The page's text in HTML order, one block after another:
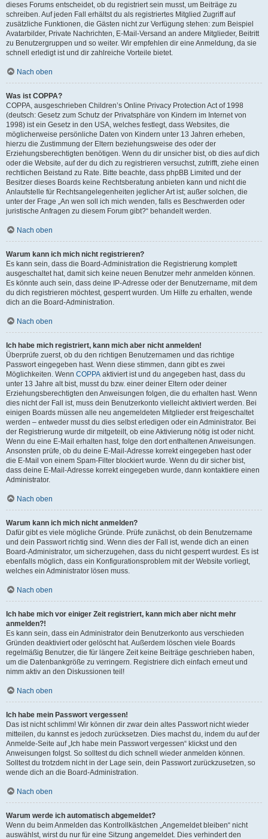
dieses Forums entscheidet, ob du registriert sein musst, um Beiträge zu
schreiben. Auf jeden Fall erhältst du als registriertes Mitglied Zugriff auf
zusätzliche Funktionen, die Gästen nicht zur Verfügung stehen: zum Beispiel
Avatarbilder, Private Nachrichten, E-Mail-Versand an andere Mitglieder, Beitritt
zu Benutzergruppen und so weiter. Wir empfehlen dir eine Anmeldung, da sie
schnell erledigt ist und dir zahlreiche Vorteile bietet.
Nach oben
Was ist COPPA?
COPPA, ausgeschrieben Children’s Online Privacy Protection Act of 1998
(deutsch: Gesetz zum Schutz der Privatsphäre von Kindern im Internet von
1998) ist ein Gesetz in den USA, welches festlegt, dass Websites, die
möglicherweise persönliche Daten von Kindern unter 13 Jahren erheben,
hierzu die Zustimmung der Eltern beziehungsweise des oder der
Erziehungsberechtigten benötigen. Wenn du dir unsicher bist, ob dies auf dich
oder die Website, auf der du dich zu registrieren versuchst, zutrifft, ziehe einen
rechtlichen Beistand zu Rate. Bitte beachte, dass phpBB Limited und der
Besitzer dieses Boards keine Rechtsberatung anbieten kann und nicht die
Anlaufstelle für Rechtsangelegenheiten jeglicher Art ist; außer solchen, die
unter der Frage „An wen soll ich mich wenden, falls es Beschwerden oder
juristische Anfragen zu diesem Forum gibt?“ behandelt werden.
Nach oben
Warum kann ich mich nicht registrieren?
Es kann sein, dass die Board-Administration die Registrierung komplett
ausgeschaltet hat, damit sich keine neuen Benutzer mehr anmelden können.
Es könnte auch sein, dass deine IP-Adresse oder der Benutzername, mit dem
du dich registrieren möchtest, gesperrt wurden. Um Hilfe zu erhalten, wende
dich an die Board-Administration.
Nach oben
Ich habe mich registriert, kann mich aber nicht anmelden!
Überprüfe zuerst, ob du den richtigen Benutzernamen und das richtige
Passwort eingegeben hast. Wenn diese stimmen, dann gibt es zwei
Möglichkeiten. Wenn COPPA aktiviert ist und du angegeben hast, dass du
unter 13 Jahre alt bist, musst du bzw. einer deiner Eltern oder deiner
Erziehungsberechtigten den Anweisungen folgen, die du erhalten hast. Wenn
dies nicht der Fall ist, muss dein Benutzerkonto vielleicht aktiviert werden. Bei
einigen Boards müssen alle neu angemeldeten Mitglieder erst freigeschaltet
werden – entweder musst du dies selbst erledigen oder ein Administrator. Bei
der Registrierung wurde dir mitgeteilt, ob eine Aktivierung nötig ist oder nicht.
Wenn du eine E-Mail erhalten hast, folge den dort enthaltenen Anweisungen.
Ansonsten prüfe, ob du deine E-Mail-Adresse korrekt eingegeben hast oder
die E-Mail von einem Spam-Filter blockiert wurde. Wenn du dir sicher bist,
dass deine E-Mail-Adresse korrekt eingegeben wurde, dann kontaktiere einen
Administrator.
Nach oben
Warum kann ich mich nicht anmelden?
Dafür gibt es viele mögliche Gründe. Prüfe zunächst, ob dein Benutzername
und dein Passwort richtig sind. Wenn dies der Fall ist, wende dich an einen
Board-Administrator, um sicherzugehen, dass du nicht gesperrt wurdest. Es ist
ebenfalls möglich, dass ein Konfigurationsproblem mit der Website vorliegt,
welches ein Administrator lösen muss.
Nach oben
Ich habe mich vor einiger Zeit registriert, kann mich aber nicht mehr
anmelden?!
Es kann sein, dass ein Administrator dein Benutzerkonto aus verschieden
Gründen deaktiviert oder gelöscht hat. Außerdem löschen viele Boards
regelmäßig Benutzer, die für längere Zeit keine Beiträge geschrieben haben,
um die Datenbankgröße zu verringern. Registriere dich einfach erneut und
nimm aktiv an den Diskussionen teil!
Nach oben
Ich habe mein Passwort vergessen!
Das ist nicht schlimm! Wir können dir zwar dein altes Passwort nicht wieder
mitteilen, du kannst es jedoch zurücksetzen. Dies machst du, indem du auf der
Anmelde-Seite auf „Ich habe mein Passwort vergessen“ klickst und den
Anweisungen folgst. So solltest du dich schnell wieder anmelden können.
Solltest du trotzdem nicht in der Lage sein, dein Passwort zurückzusetzen, so
wende dich an die Board-Administration.
Nach oben
Warum werde ich automatisch abgemeldet?
Wenn du beim Anmelden das Kontrollkästchen „Angemeldet bleiben“ nicht
auswählst, wirst du nur für eine Sitzung angemeldet. Dies verhindert den